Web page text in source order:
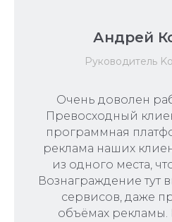
Андрей
Руководитель
Очень доволен
Превосходный
программная
реклама наших
из одного места,
Вознаграждение тут
сервисов, даже
объёмах рекламы.